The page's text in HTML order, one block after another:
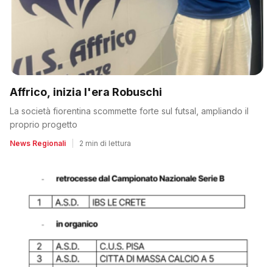
Affrico, inizia l'era Robuschi
La società fiorentina scommette forte sul futsal, ampliando il
proprio progetto
News Regionali 2 min di lettura